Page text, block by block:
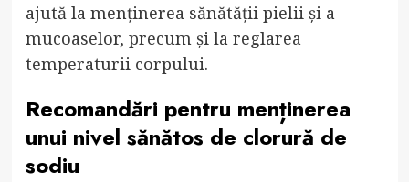
ajută la menținerea sănătății pielii și a
mucoaselor, precum și la reglarea
temperaturii corpului.
Recomandări pentru menținerea
unui nivel sănătos de clorură de
sodiu